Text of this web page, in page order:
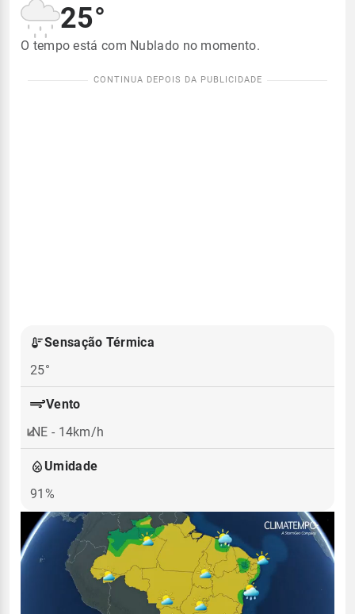
25°
O tempo está com Nublado no momento.
Sensação Térmica
25°
Vento
NE - 14km/h
Umidade
91%